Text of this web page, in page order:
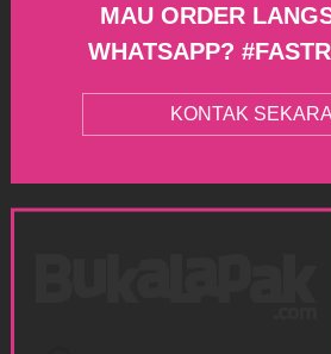
MAU ORDER
WHATSAPP?
KONTAK